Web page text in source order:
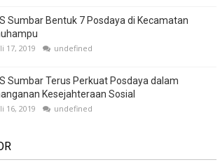
Sumbar Bentuk 7 Posdaya di Kecamatan
17, 2019 undefined
Sumbar Terus Perkuat Posdaya dalam
Kesejahteraan Sosial
16, 2019 undefined